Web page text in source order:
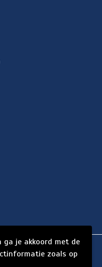
2024
ga je akkoord met de
zoals op